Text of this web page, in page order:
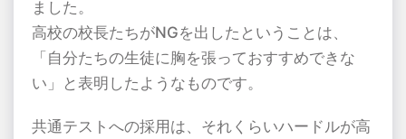
ました。
高校の校長たちがNGを出したということは、
「自分たちの生徒に胸を張っておすすめできな
い」と表明したようなものです。
共通テストへの採用は、それくらいハードルが高